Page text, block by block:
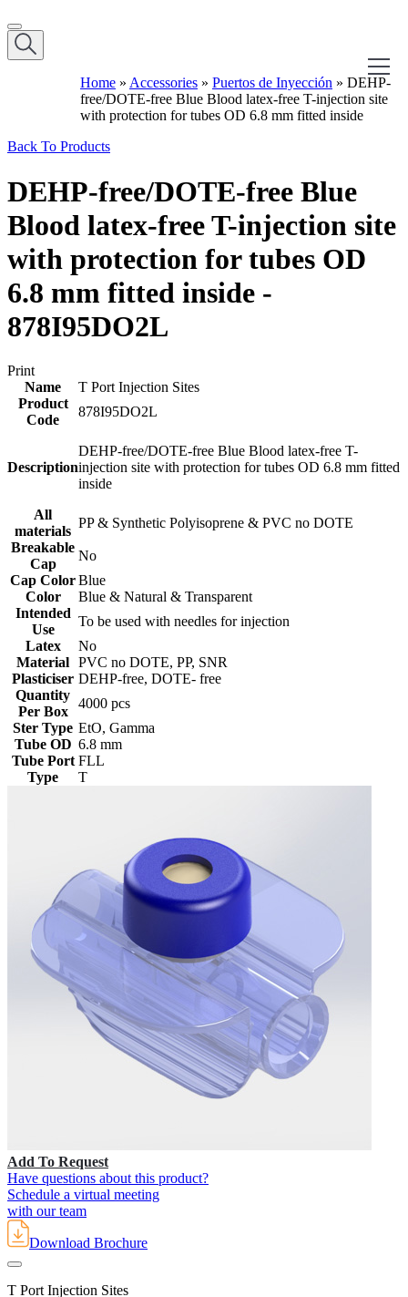
Home » Accessories » Puertos de Inyección » DEHP-
free/DOTE-free Blue Blood latex-free T-injection site
with protection for tubes OD 6.8 mm fitted inside
Back To Products
DEHP-free/DOTE-free Blue
Blood latex-free T-injection site
with protection for tubes OD
6.8 mm fitted inside -
878I95DO2L
Print
Name
T Port Injection Sites
Product
Code
878I95DO2L
Description
DEHP-free/DOTE-free Blue Blood latex-free T-
injection site with protection for tubes OD 6.8 mm fitted
inside
All
materials
PP & Synthetic Polyisoprene & PVC no DOTE
Breakable
Cap
No
Cap ColorBlue
Color
Blue & Natural & Transparent
Intended
Use
To be used with needles for injection
Latex
No
Material PVC no DOTE, PP, SNR
Plasticiser DEHP-free, DOTE- free
Quantity
Per Box
4000 pcs
Ster Type EtO, Gamma
Tube OD 6.8 mm
Tube Port FLL
Type
T
Add To Request
Have questions about this product?
Schedule a virtual meeting
with our team
Download Brochure
T Port Injection Sites